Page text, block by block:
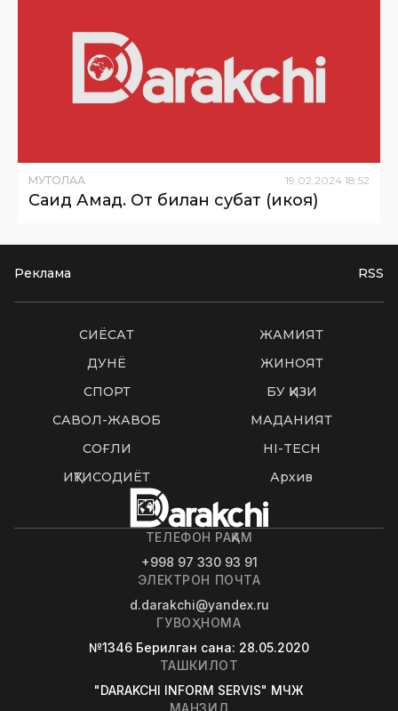
МУТОЛАА 19 02 2024 18:52
Саид Аҳмад. От билан суҳбат (ҳикоя)
Реклама RSS
СИËСАТ
ЖАМИЯТ
ДУНË
ЖИНОЯТ
СПОРТ
БУ ҚИЗИҚ
САВОЛ-ЖАВОБ
МАДАНИЯТ
СОҒЛИҚ
HI-TECH
ИҚТИСОДИЁТ
Архив
ТЕЛЕФОН РАҚАМ
+998 97 330 93 91
ЭЛЕКТРОН ПОЧТА
d.darakchi@yandex.ru
ГУВОҲНОМА
№1346 Берилган сана: 28.05.2020
ТАШКИЛОТ
"DARAKCHI INFORM SERVIS" МЧЖ
МАНЗИЛ